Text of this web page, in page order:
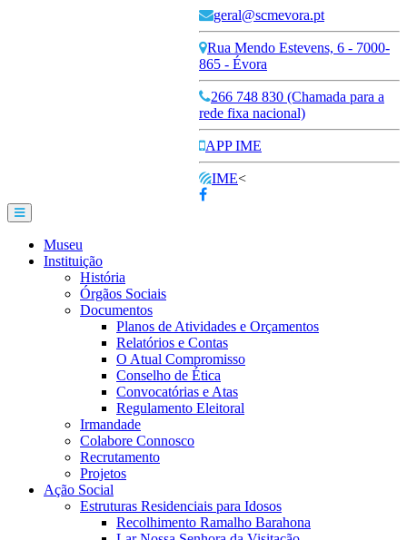
geral@scmevora.pt
Rua Mendo Estevens, 6 - 7000-
865 - Évora
266 748 830 (Chamada para a
rede fixa nacional)
APP IME
IME<
Museu
Instituição
História
Órgãos Sociais
Documentos
Planos de Atividades e Orçamentos
Relatórios e Contas
O Atual Compromisso
Conselho de Ética
Convocatórias e Atas
Regulamento Eleitoral
Irmandade
Colabore Connosco
Recrutamento
Projetos
Ação Social
Estruturas Residenciais para Idosos
Recolhimento Ramalho Barahona